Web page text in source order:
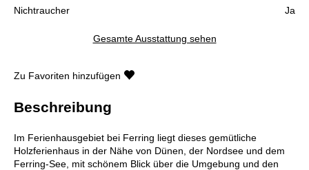
Nichtraucher
Ja
Gesamte Ausstattung sehen
Zu Favoriten hinzufügen
Beschreibung
Im Ferienhausgebiet bei Ferring liegt dieses gemütliche
Holzferienhaus in der Nähe von Dünen, der Nordsee und dem
Ferring-See, mit schönem Blick über die Umgebung und den